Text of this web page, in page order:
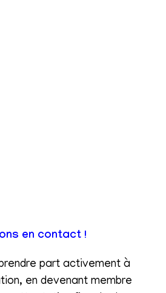
en contact !
part activement à
en devenant membre